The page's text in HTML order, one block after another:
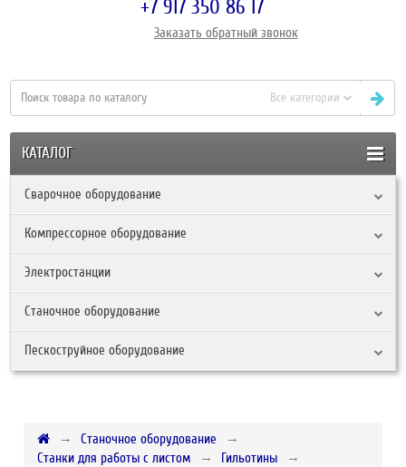
+7 917 350 86 17
Заказать обратный звонок
Все категории
КАТАЛОГ
Сварочное оборудование
Компрессорное оборудование
Электростанции
Станочное оборудование
Пескоструйное оборудование
Станочное оборудование
Станки для работы с листом
Гильотины